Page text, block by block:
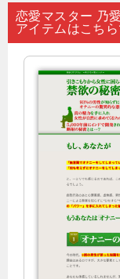
ナ
ビ
恋愛マスター 乃
アイテムはこちら